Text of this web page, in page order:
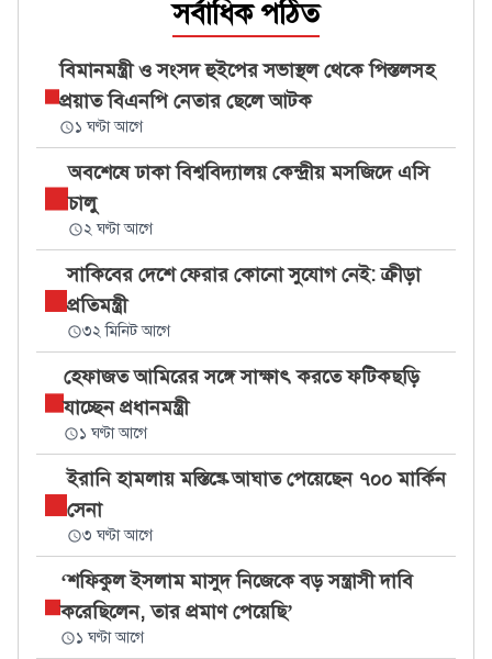
সর্বাধিক পঠিত
বিমানমন্ত্রী ও সংসদ হুইপের সভাস্থল থেকে পিস্তলসহ
প্রয়াত বিএনপি নেতার ছেলে আটক
১ ঘণ্টা আগে
অবশেষে ঢাকা বিশ্ববিদ্যালয় কেন্দ্রীয় মসজিদে এসি
চালু
২ ঘণ্টা আগে
সাকিবের দেশে ফেরার কোনো সুযোগ নেই: ক্রীড়া
প্রতিমন্ত্রী
৩২ মিনিট আগে
হেফাজত আমিরের সঙ্গে সাক্ষাৎ করতে ফটিকছড়ি
যাচ্ছেন প্রধানমন্ত্রী
১ ঘণ্টা আগে
ইরানি হামলায় মস্তিষ্কে আঘাত পেয়েছেন ৭০০ মার্কিন
সেনা
৩ ঘণ্টা আগে
‘শফিকুল ইসলাম মাসুদ নিজেকে বড় সন্ত্রাসী দাবি
করেছিলেন, তার প্রমাণ পেয়েছি’
১ ঘণ্টা আগে